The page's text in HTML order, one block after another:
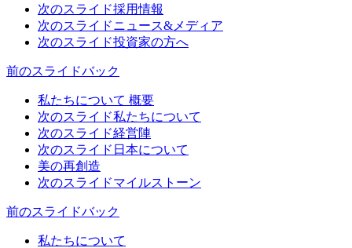
次のスライド採用情報
次のスライドニュース&メディア
次のスライド投資家の方へ
前のスライドバック
私たちについて 概要
次のスライド私たちについて
次のスライド経営陣
次のスライド 日本について
美の再創造
次のスライドマイルストーン
前のスライドバック
私たちについて